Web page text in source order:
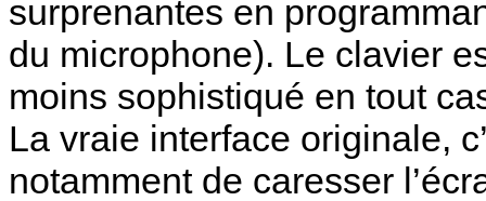
surprenantes en
du microphone). Le clavier
moins sophistiqué en tout
La vraie interface originale,
notamment de caresser